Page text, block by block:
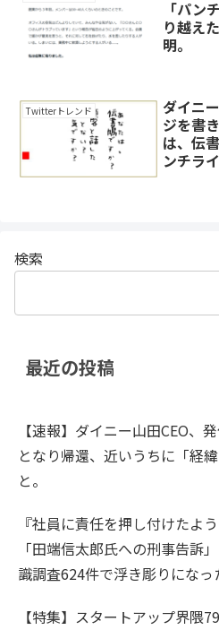
「パン
り越え
明。
Twitterトレンド
ダイニ
ジを書
は、伝
ンチラ
検索
最近の投稿
【速報】ダイニー山田CEO、
となり帰還、近いうちに「経
と。
『社員に責任を押し付けたよ
「田端信太郎氏への刑事告訴
識調査624件で浮き彫りにな
【特集】スタートアップ界隈